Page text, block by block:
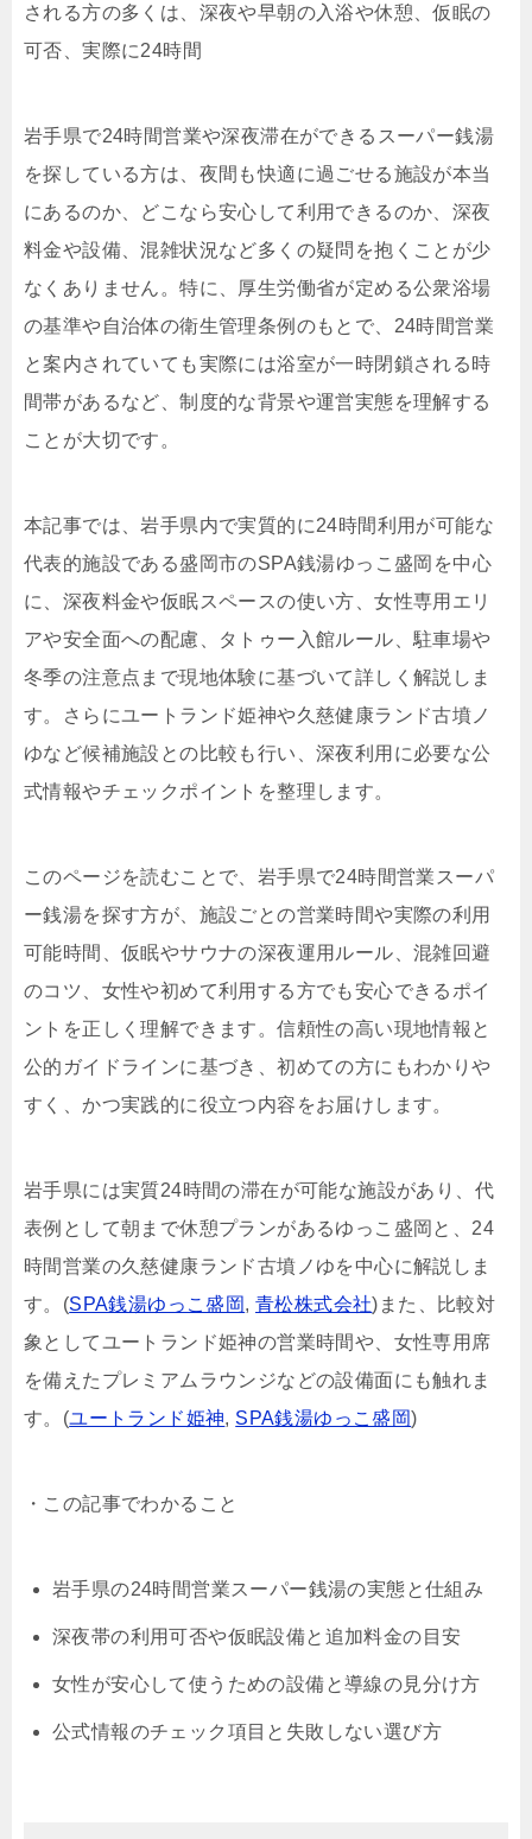
される方の多くは、深夜や早朝の入浴や休憩、仮眠の
可否、実際に24時間
岩手県で24時間営業や深夜滞在ができるスーパー銭湯
を探している方は、夜間も快適に過ごせる施設が本当
にあるのか、どこなら安心して利用できるのか、深夜
料金や設備、混雑状況など多くの疑問を抱くことが少
なくありません。特に、厚生労働省が定める公衆浴場
の基準や自治体の衛生管理条例のもとで、24時間営業
と案内されていても実際には浴室が一時閉鎖される時
間帯があるなど、制度的な背景や運営実態を理解する
ことが大切です。
本記事では、岩手県内で実質的に24時間利用が可能な
代表的施設である盛岡市のSPA銭湯ゆっこ盛岡を中心
に、深夜料金や仮眠スペースの使い方、女性専用エリ
アや安全面への配慮、タトゥー入館ルール、駐車場や
冬季の注意点まで現地体験に基づいて詳しく解説しま
す。さらにユートランド姫神や久慈健康ランド古墳ノ
ゆなど候補施設との比較も行い、深夜利用に必要な公
式情報やチェックポイントを整理します。
このページを読むことで、岩手県で24時間営業スーパ
ー銭湯を探す方が、施設ごとの営業時間や実際の利用
可能時間、仮眠やサウナの深夜運用ルール、混雑回避
のコツ、女性や初めて利用する方でも安心できるポイ
ントを正しく理解できます。信頼性の高い現地情報と
公的ガイドラインに基づき、初めての方にもわかりや
すく、かつ実践的に役立つ内容をお届けします。
岩手県には実質24時間の滞在が可能な施設があり、代
表例として朝まで休憩プランがあるゆっこ盛岡と、24
時間営業の久慈健康ランド古墳ノゆを中心に解説しま
す。(SPA銭湯ゆっこ盛岡,青松株式会社)また、比較対
象としてユートランド姫神の営業時間や、女性専用席
を備えたプレミアムラウンジなどの設備面にも触れま
す。(ユートランド姫神, SPA銭湯ゆっこ盛岡)
・この記事でわかること
岩手県の24時間営業スーパー銭湯の実態と仕組み
深夜帯の利用可否や仮眠設備と追加料金の目安
女性が安心して使うための設備と導線の見分け方
公式情報のチェック項目と失敗しない選び方